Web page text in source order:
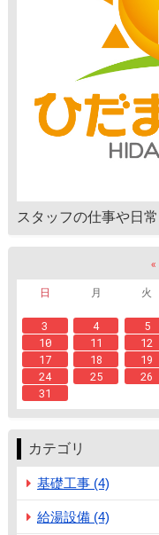
スタッフの仕事や日
«
日
月 火
3
4 5
10
11 12
17
18 19
24
25 26
31
カテゴリ
基礎工事 (4)
給湯設備 (4)